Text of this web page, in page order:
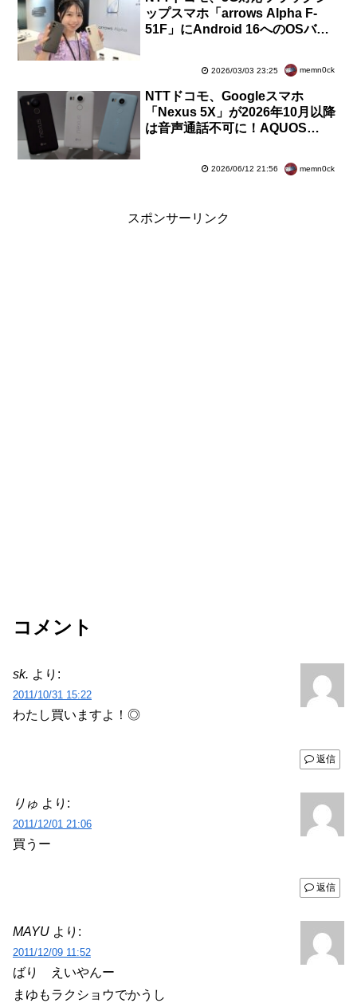
ップスマホ「arrows Alpha F-
51F」にAndroid 16へのOSバー
2026/03/03 23:25 memn0ck
NTTドコモ、Googleスマホ
「Nexus 5X」が2026年10月以降
は音声通話不可に！AQUOS
2026/06/12 21:56 memn0ck
スポンサーリンク
コメント
sk. より:
2011/10/31 15:22
わたし買いますよ！◎
返信
りゅ より:
2011/12/01 21:06
買うー
返信
MAYU より:
2011/12/09 11:52
ばり えいやんー
まゆもラクショウでかうし